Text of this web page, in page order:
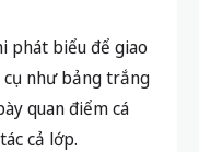
phát biểu để giao
như bảng trắng
quan điểm cá
cả lớp.